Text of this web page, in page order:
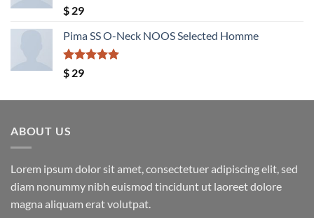
Valorado
con
de 5
$ 29
Pima SS O-Neck NOOS Selected Homme
Valorado
con
$ 29
ABOUT US
Lorem ipsum dolor sit amet, consectetuer adipiscing elit, sed
diam nonummy nibh euismod tincidunt ut laoreet dolore
magna aliquam erat volutpat.